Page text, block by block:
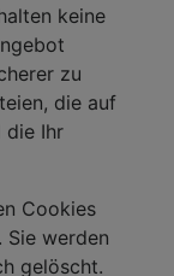
keine
zu
die auf
die Ihr
Cookies
Sie werden
gelöscht.